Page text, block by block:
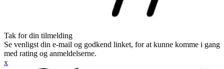
Tak for din tilmelding
Se venligst din e-mail og godkend linket, for at kunne komme i gang
med rating og anmeldelserne.
x